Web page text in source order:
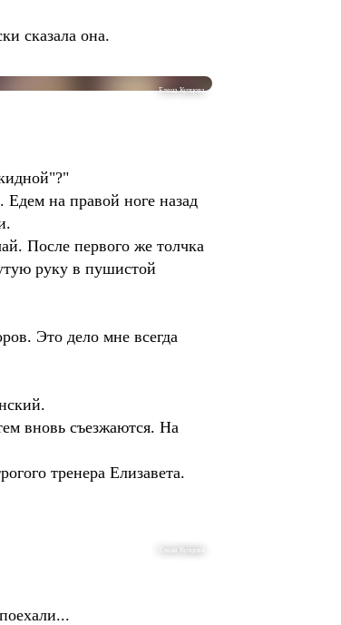
сказала она.
Елена Купцова
Едем на правой ноге назад
После первого же толчка
руку в пушистой
Это дело мне всегда
вновь съезжаются. На
тренера Елизавета.
Елена Купцова